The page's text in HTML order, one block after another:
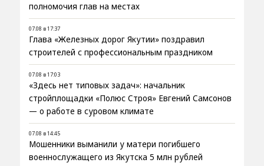
полномочия глав на местах
07.08 в 17:37
Глава «Железных дорог Якутии» поздравил
строителей с профессиональным праздником
07.08 в 17:03
«Здесь нет типовых задач»: начальник
стройплощадки «Полюс Строя» Евгений Самсонов
— о работе в суровом климате
07.08 в 14:45
Мошенники выманили у матери погибшего
военнослужащего из Якутска 5 млн рублей